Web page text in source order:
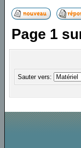
Page 1
Sauter vers: